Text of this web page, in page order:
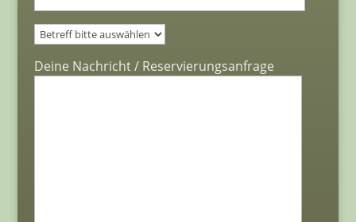
Deine Nachricht / Reservierungsanfrage